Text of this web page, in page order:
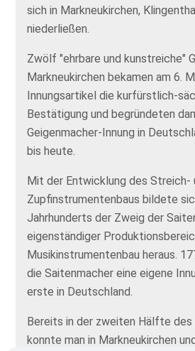
sich in Markneukirchen,
niederließen.
Zwölf "ehrbare und kunstreiche"
Markneukirchen bekamen am 6.
Innungsartikel die kurfürstlich-
Bestätigung und begründeten
Geigenmacher-Innung in
bis heute.
Mit der Entwicklung des Streich-
Zupfinstrumentenbaus bildete
Jahrhunderts der Zweig der
eigenständiger
Musikinstrumentenbau heraus.
die Saitenmacher eine eigene
erste in Deutschland.
Bereits in der zweiten Hälfte des
konnte man in Markneukirchen